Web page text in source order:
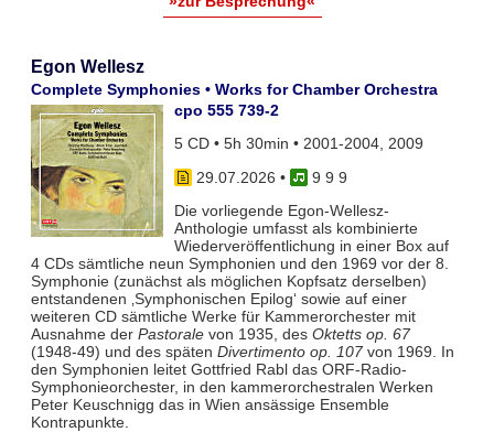
Egon Wellesz
Complete Symphonies • Works for Chamber Orchestra
cpo 555 739-2
5 CD • 5h 30min • 2001-2004, 2009
29.07.2026 •
9 9 9
Die vorliegende Egon-Wellesz-
Anthologie umfasst als kombinierte
Wiederveröffentlichung in einer Box auf
4 CDs sämtliche neun Symphonien und den 1969 vor der 8.
Symphonie (zunächst als möglichen Kopfsatz derselben)
entstandenen ‚Symphonischen Epilog‘ sowie auf einer
weiteren CD sämtliche Werke für Kammerorchester mit
Ausnahme der Pastoralevon 1935, des Oktetts op. 67
(1948-49) und des späten Divertimento op. 107von 1969. In
den Symphonien leitet Gottfried Rabl das ORF-Radio-
Symphonieorchester, in den kammerorchestralen Werken
Peter Keuschnigg das in Wien ansässige Ensemble
Kontrapunkte.